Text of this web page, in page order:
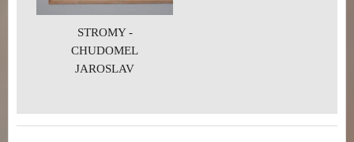
STROMY -
CHUDOMEL
JAROSLAV